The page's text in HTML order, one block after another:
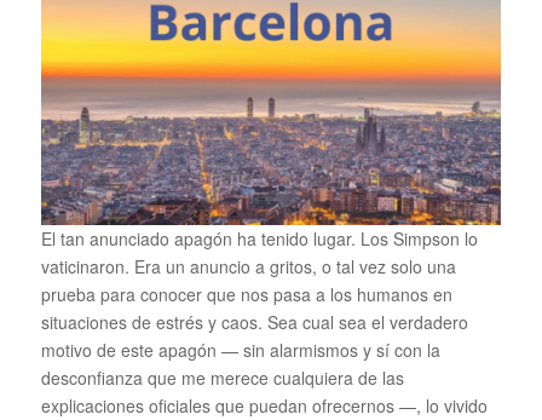
El tan anunciado apagón ha tenido lugar. Los Simpson lo
vaticinaron. Era un anuncio a gritos, o tal vez solo una
prueba para conocer que nos pasa a los humanos en
situaciones de estrés y caos. Sea cual sea el verdadero
motivo de este apagón — sin alarmismos y sí con la
desconfianza que me merece cualquiera de las
explicaciones oficiales que puedan ofrecernos —, lo vivido